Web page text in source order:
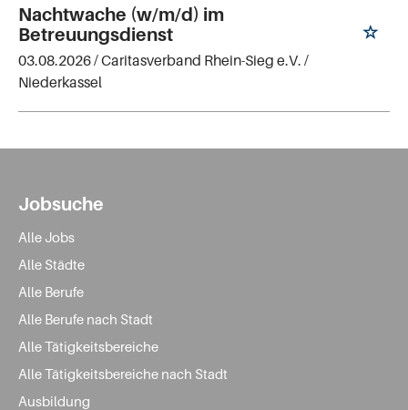
Nachtwache (w/m/d) im
Betreuungsdienst
03.08.2026 /Caritasverband Rhein-Sieg e.V. /
Niederkassel
Jobsuche
Alle Jobs
Alle Städte
Alle Berufe
Alle Berufe nach Stadt
Alle Tätigkeitsbereiche
Alle Tätigkeitsbereiche nach Stadt
Ausbildung